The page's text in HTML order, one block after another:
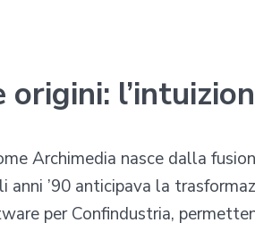
origini:
Archimedia nasce dalla
anni ’90 anticipava la
per Confindustria,